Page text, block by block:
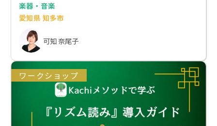
楽器・音楽
愛知県 知多市
可知 奈尾子
ワークショップ